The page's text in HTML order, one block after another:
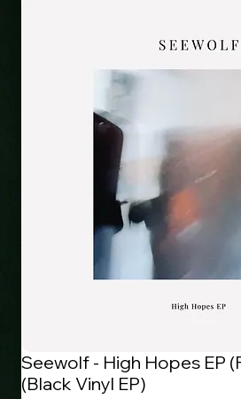
Seewolf - High Hopes EP
(Black Vinyl EP)